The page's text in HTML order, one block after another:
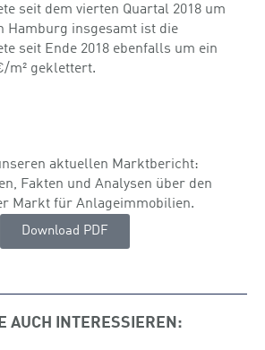
seit dem vierten Quartal 2018 um
Hamburg insgesamt ist die
seit Ende 2018 ebenfalls um ein
m² geklettert.
aktuellen Marktbericht:
Fakten und Analysen über den
Markt für Anlageimmobilien.
Download PDF
AUCH INTERESSIEREN: